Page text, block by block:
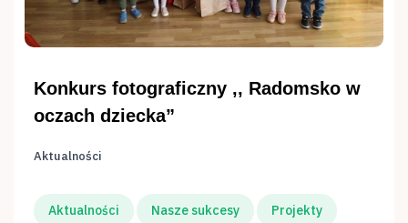
Konkurs fotograficzny ,, Radomsko w
oczach dziecka”
Aktualności
Aktualności Nasze sukcesy Projekty